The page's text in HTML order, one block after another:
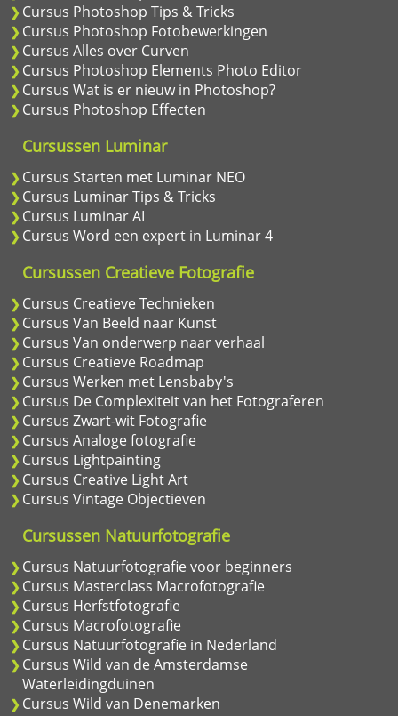
Cursus Photoshop Tips & Tricks
Cursus Photoshop Fotobewerkingen
Cursus Alles over Curven
Cursus Photoshop Elements Photo Editor
Cursus Wat is er nieuw in Photoshop?
Cursus Photoshop Effecten
Cursussen Luminar
Cursus Starten met Luminar NEO
Cursus Luminar Tips & Tricks
Cursus Luminar AI
Cursus Word een expert in Luminar 4
Cursussen Creatieve Fotografie
Cursus Creatieve Technieken
Cursus Van Beeld naar Kunst
Cursus Van onderwerp naar verhaal
Cursus Creatieve Roadmap
Cursus Werken met Lensbaby's
Cursus De Complexiteit van het Fotograferen
Cursus Zwart-wit Fotografie
Cursus Analoge fotografie
Cursus Lightpainting
Cursus Creative Light Art
Cursus Vintage Objectieven
Cursussen Natuurfotografie
Cursus Natuurfotografie voor beginners
Cursus Masterclass Macrofotografie
Cursus Herfstfotografie
Cursus Macrofotografie
Cursus Natuurfotografie in Nederland
Cursus Wild van de Amsterdamse
Waterleidingduinen
Cursus Wild van Denemarken